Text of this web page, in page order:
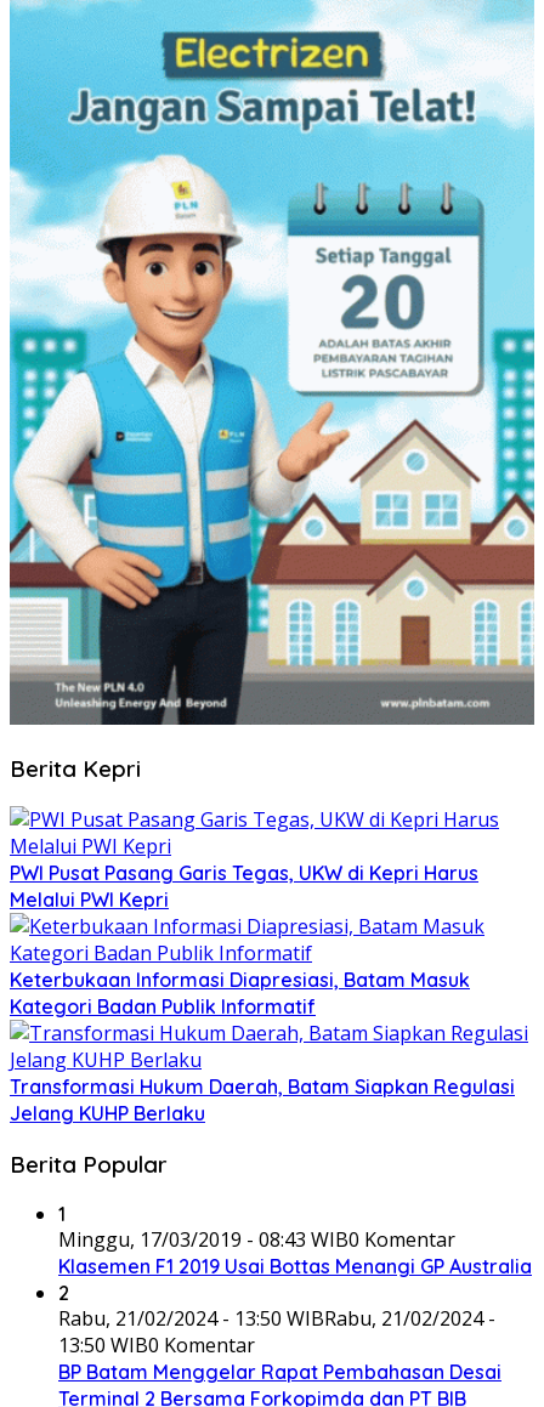
Berita Kepri
PWI Pusat Pasang Garis Tegas, UKW di Kepri Harus
Melalui PWI Kepri
Keterbukaan Informasi Diapresiasi, Batam Masuk
Kategori Badan Publik Informatif
Transformasi Hukum Daerah, Batam Siapkan Regulasi
Jelang KUHP Berlaku
Berita Popular
1
Minggu, 17/03/2019 - 08:43 WIB0 Komentar
Klasemen F1 2019 Usai Bottas Menangi GP Australia
2
Rabu, 21/02/2024 - 13:50 WIBRabu, 21/02/2024 -
13:50 WIB0 Komentar
BP Batam Menggelar Rapat Pembahasan Desai
Terminal 2 Bersama Forkopimda dan PT BIB